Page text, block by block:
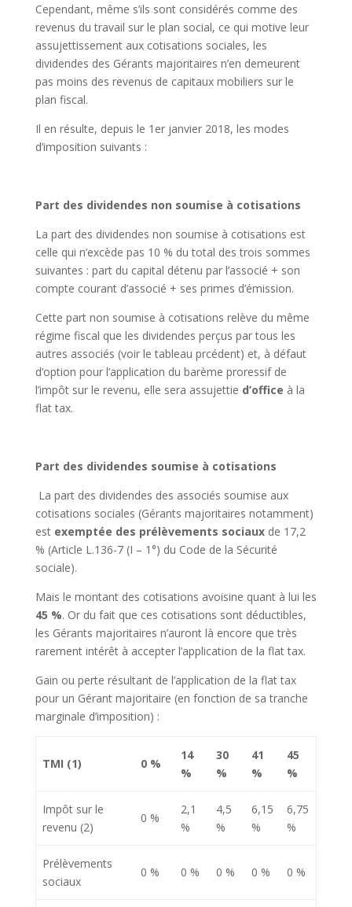
Cependant, même s’ils sont considérés comme des
revenus du travail sur le plan social, ce qui motive leur
assujettissement aux cotisations sociales, les
dividendes des Gérants majoritaires n’en demeurent
pas moins des revenus de capitaux mobiliers sur le
plan fiscal.
Il en résulte, depuis le 1er janvier 2018, les modes
d’imposition suivants :
Part des dividendes non soumise à cotisations
La part des dividendes non soumise à cotisations est
celle qui n’excède pas 10 % du total des trois sommes
suivantes : part du capital détenu par l’associé + son
compte courant d’associé + ses primes d’émission.
Cette part non soumise à cotisations relève du même
régime fiscal que les dividendes perçus par tous les
autres associés (voir le tableau prcédent) et, à défaut
d’option pour l’application du barème proressif de
l’impôt sur le revenu, elle sera assujettie d’office à la
flat tax.
Part des dividendes soumise à cotisations
La part des dividendes des associés soumise aux
cotisations sociales (Gérants majoritaires notamment)
est exemptée des prélèvements sociauxde 17,2
% (Article L.136-7 (I – 1°) du Code de la Sécurité
sociale).
Mais le montant des cotisations avoisine quant à lui les
45 %. Or du fait que ces cotisations sont déductibles,
les Gérants majoritaires n’auront là encore que très
rarement intérêt à accepter l’application de la flat tax.
Gain ou perte résultant de l’application de la flat tax
pour un Gérant majoritaire (en fonction de sa tranche
marginale d’imposition) :
TMI (1) 0 %
14
%
30
%
41
%
45
%
Impôt sur le
revenu (2)
0 %
2,1
%
4,5
%
6,15
%
6,75
%
Prélèvements
sociaux
0 % 0 % 0 % 0 % 0 %